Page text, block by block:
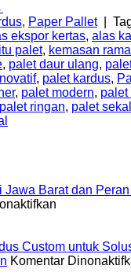
, Paper Pallet
ekspor kertas, alas
palet, kemasan
, palet daur ulang,
, palet kardus,
, palet modern, palet
palet ringan, palet
Jawa Barat dan
Jawa
Barat
Custom untuk
Komentar